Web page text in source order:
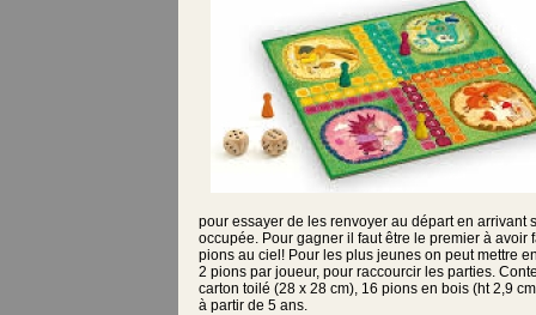
pour essayer de les renvoyer au départ en arrivant
occupée. Pour gagner il faut être le premier à avoir
pions au ciel! Pour les plus jeunes on peut mettre
2 pions par joueur, pour raccourcir les parties.
carton toilé (28 x 28 cm), 16 pions en bois (ht 2,9
à partir de 5 ans.